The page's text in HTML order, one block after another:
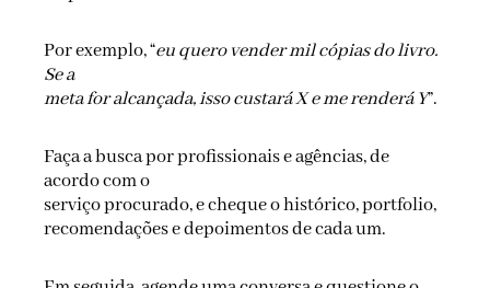
Por exemplo, “eu quero vender mil cópias do livro.
Se a
meta for alcançada, isso custará X e me renderá Y”.
Faça a busca por profissionais e agências, de
acordo com o
serviço procurado, e cheque o histórico, portfolio,
recomendações e depoimentos de cada um.